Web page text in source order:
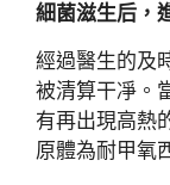
細菌滋生后，
經過醫生的及
被清算干凈。
有再出現高熱
原體為耐甲氧